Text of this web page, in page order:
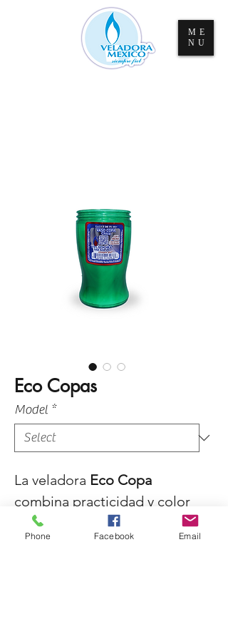
ME
NU
Eco Copas
Model *
La veladora Eco Copa
combina practicidad y color
en un vaso tipo copa
disponible en tamaños chico,
Phone Facebook Email